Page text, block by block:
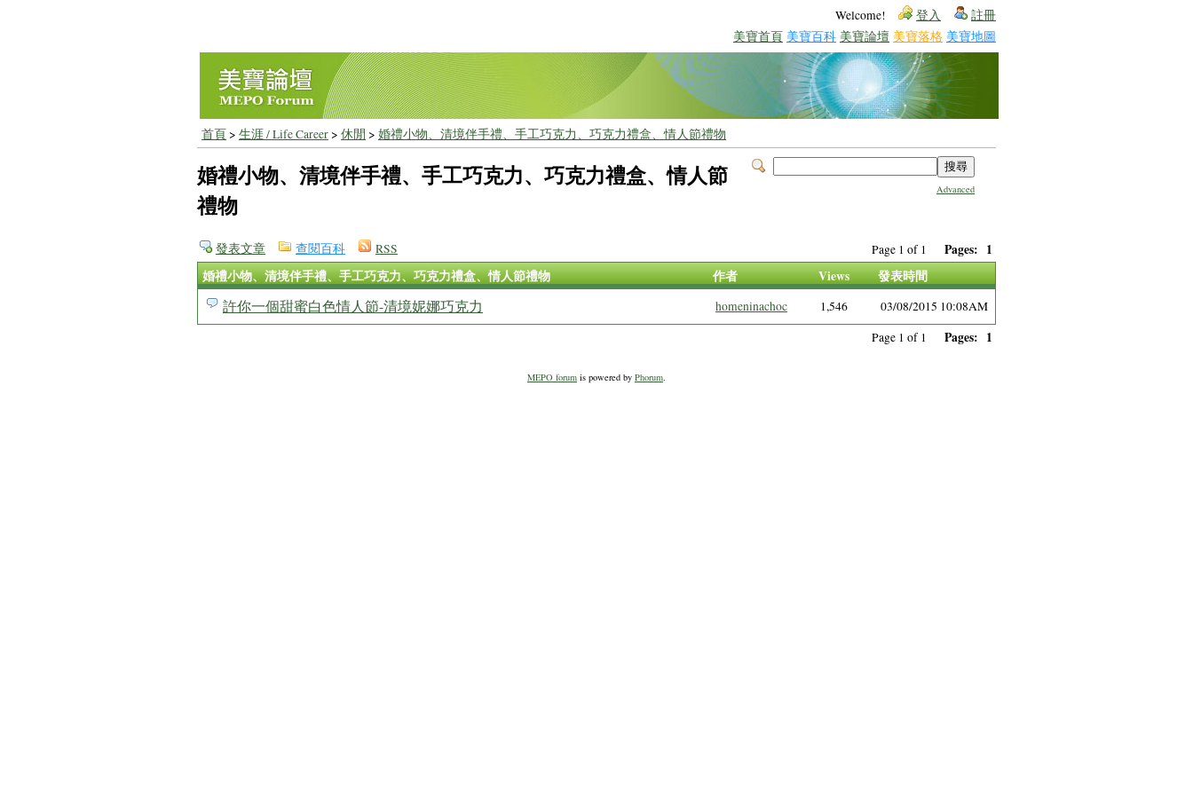
Welcome! 登入 註冊
美寶首頁 美寶百科 美寶論壇 美寶落格 美寶地圖
首頁> 生涯 / Life Career> 休閒 > 婚禮小物、清境伴手禮、手工巧克力、巧克力禮盒、情人節禮物
Advanced
婚禮小物、清境伴手禮、手工巧克力、巧克力禮盒、情人節
禮物
Page 1 of 1 Pages: 1
發表文章 查閱百科 RSS
婚禮小物、清境伴手禮、手工巧克力、巧克力禮盒、情人節禮物 作者 Views 發表時間
許你一個甜蜜白色情人節-清境妮娜巧克力 homeninachoc 1,546
03/08/2015 10:08AM
Page 1 of 1 Pages: 1
MEPO forum is powered by Phorum.